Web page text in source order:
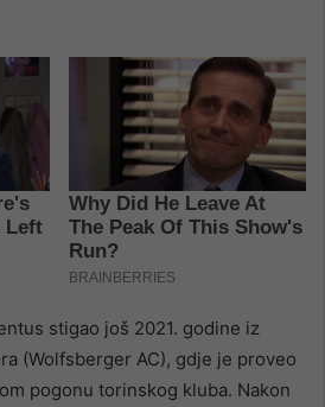
stigao još 2021. godine iz
(Wolfsberger AC), gdje je proveo
pogonu torinskog kluba. Nakon